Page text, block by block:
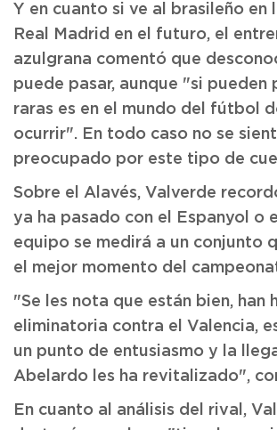
Y en cuanto si ve al brasileño en
Real Madrid en el futuro, el
azulgrana comentó que
puede pasar, aunque "si pueden
raras es en el mundo del fútbol
ocurrir". En todo caso no se
preocupado por este tipo de
Sobre el Alavés, Valverde
ya ha pasado con el Espanyol o
equipo se medirá a un conjunto
el mejor momento del
"Se les nota que están bien, han
eliminatoria contra el Valencia,
un punto de entusiasmo y la
Abelardo les ha revitalizado",
En cuanto al análisis del rival,